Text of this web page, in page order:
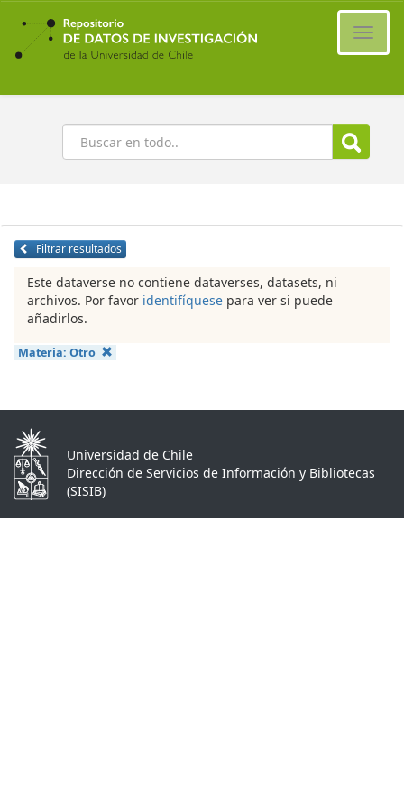
Ir
contenido
principal
Buscar
Filtrar resultados
Este dataverse no contiene dataverses, datasets, ni
archivos. Por favor identifíquese para ver si puede
añadirlos.
Materia: Otro
Universidad de Chile
Dirección de Servicios de Información y Bibliotecas
(SISIB)